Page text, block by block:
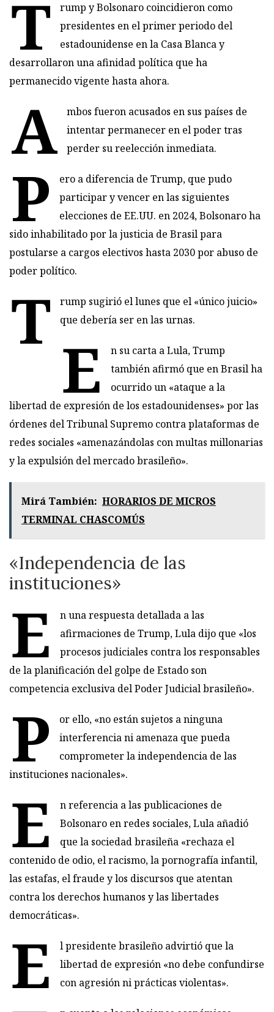
T
rump y Bolsonaro coincidieron como
presidentes en el primer periodo del
estadounidense en la Casa Blanca y
desarrollaron una afinidad política que ha
permanecido vigente hasta ahora.
A
mbos fueron acusados en sus países de
intentar permanecer en el poder tras
perder su reelección inmediata.
P
ero a diferencia de Trump, que pudo
participar y vencer en las siguientes
elecciones de EE.UU. en 2024, Bolsonaro ha
sido inhabilitado por la justicia de Brasil para
postularse a cargos electivos hasta 2030 por abuso de
poder político.
T
rump sugirió el lunes que el «único juicio»
que debería ser en las urnas.
E
n su carta a Lula, Trump
también afirmó que en Brasil ha
ocurrido un «ataque a la
libertad de expresión de los estadounidenses» por las
órdenes del Tribunal Supremo contra plataformas de
redes sociales «amenazándolas con multas millonarias
y la expulsión del mercado brasileño».
Mirá También: HORARIOS DE MICROS
TERMINAL CHASCOMÚS
«Independencia de las
instituciones»
E
n una respuesta detallada a las
afirmaciones de Trump, Lula dijo que «los
procesos judiciales contra los responsables
de la planificación del golpe de Estado son
competencia exclusiva del Poder Judicial brasileño».
P
or ello, «no están sujetos a ninguna
interferencia ni amenaza que pueda
comprometer la independencia de las
instituciones nacionales».
E
n referencia a las publicaciones de
Bolsonaro en redes sociales, Lula añadió
que la sociedad brasileña «rechaza el
contenido de odio, el racismo, la pornografía infantil,
las estafas, el fraude y los discursos que atentan
contra los derechos humanos y las libertades
democráticas».
E
l presidente brasileño advirtió que la
libertad de expresión «no debe confundirse
con agresión ni prácticas violentas».